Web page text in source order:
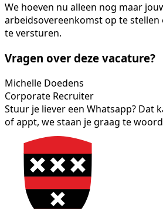
We hoeven nu alleen nog maar
arbeidsovereenkomst op te stellen
te versturen.
Vragen over deze vacature?
Michelle Doedens
Corporate Recruiter
Stuur je liever een Whatsapp? Dat
of appt, we staan je graag te